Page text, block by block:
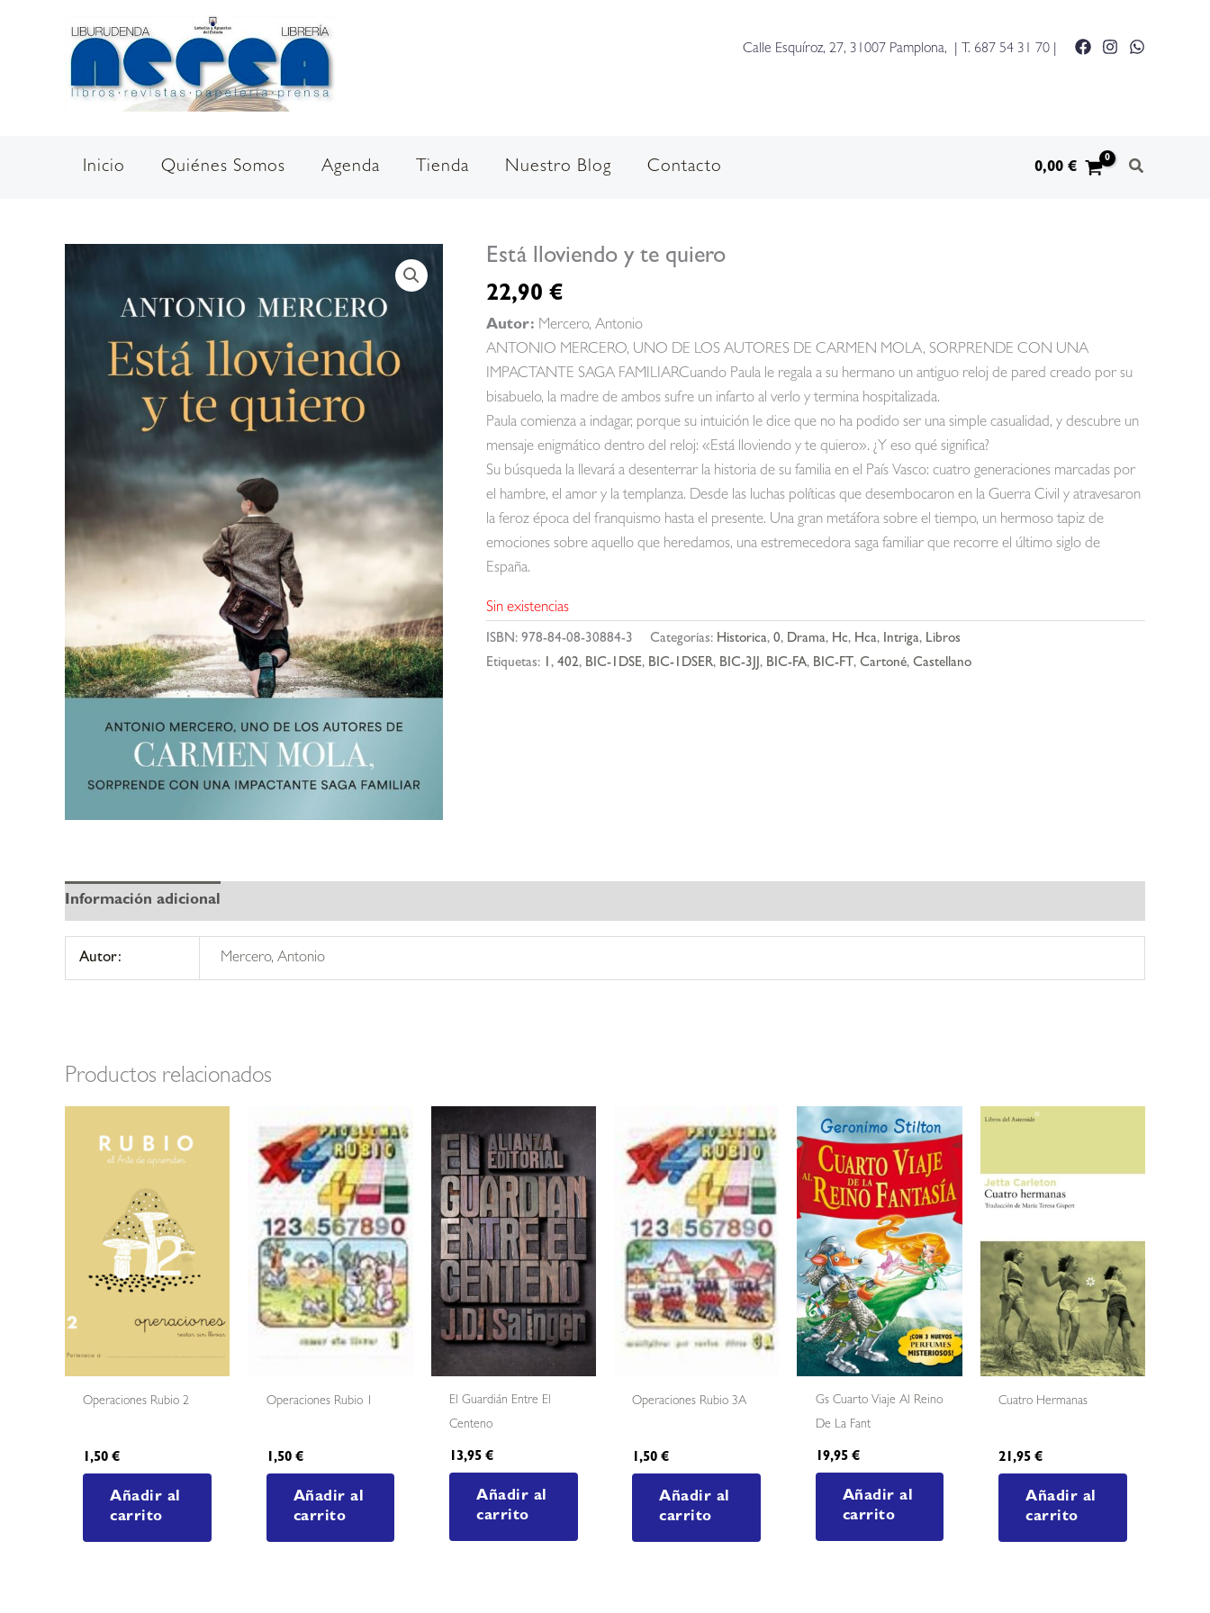
Calle Esquíroz, 27, 31007 Pamplona, | T. 687 54 31 70
Inicio Quiénes Somos Agenda Tienda Nuestro Blog Contacto 0,00€
Está lloviendo y te quiero
22,90 €
Autor: Mercero, Antonio
ANTONIO MERCERO, UNO DE LOS AUTORES DE CARMEN MOLA, SORPRENDE CON UNA
IMPACTANTE SAGA FAMILIARCuando Paula le regala a su hermano un antiguo reloj de pared creado por su
bisabuelo, la madre de ambos sufre un infarto al verlo y termina hospitalizada.
Paula comienza a indagar, porque su intuición le dice que no ha podido ser una simple casualidad, y descubre un
mensaje enigmático dentro del reloj: «Está lloviendo y te quiero». ¿Y eso qué significa?
Su búsqueda la llevará a desenterrar la historia de su familia en el País Vasco: cuatro generaciones marcadas por
el hambre, el amor y la templanza. Desde las luchas políticas que desembocaron en la Guerra Civil y atravesaron
la feroz época del franquismo hasta el presente. Una gran metáfora sobre el tiempo, un hermoso tapiz de
emociones sobre aquello que heredamos, una estremecedora saga familiar que recorre el último siglo de
España.
Sin existencias
ISBN: 978-84-08-30884-3 Categorías: Historica, 0, Drama, Hc, Hca, Intriga, Libros
Etiquetas: 1 , 402, BIC-1DSE, BIC-1DSER, BIC-3JJ , BIC-FA, BIC-FT , Cartoné, Castellano
Información adicional
Autor: Mercero, Antonio
Productos relacionados
Operaciones Rubio 2
1,50€
Añadir al
carrito
Operaciones Rubio 1
1,50 €
Añadir al
carrito
El Guardián Entre El
Centeno
13,95€
Añadir al
carrito
Operaciones Rubio 3A
1,50€
Añadir al
carrito
Gs Cuarto Viaje Al Reino
De La Fant
19,95 €
Añadir al
carrito
Cuatro Hermanas
21,95€
Añadir al
carrito